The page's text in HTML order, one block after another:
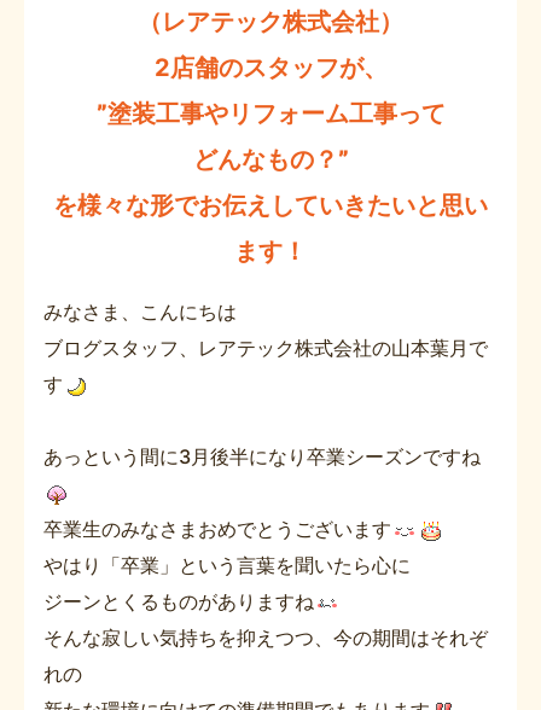
（レアテック株式会社）
2店舗のスタッフが、
”塗装工事やリフォーム工事って
どんなもの？”
を様々な形でお伝えしていきたいと思い
ます！
みなさま、こんにちは
ブログスタッフ、レアテック株式会社の山本葉月で
す
あっという間に3月後半になり卒業シーズンですね
卒業生のみなさまおめでとうございます
やはり「卒業」という言葉を聞いたら心に
ジーンとくるものがありますね
そんな寂しい気持ちを抑えつつ、今の期間はそれぞ
れの